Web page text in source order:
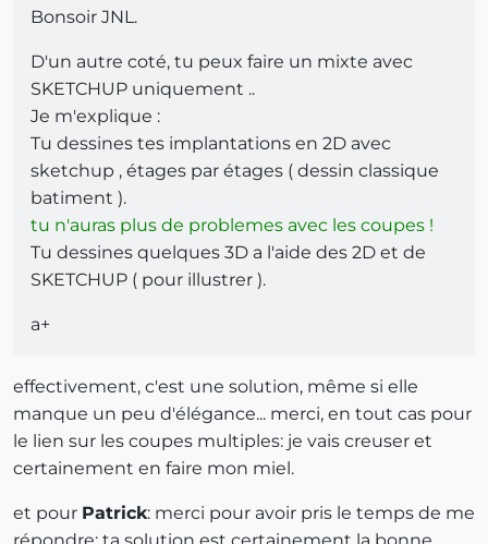
Bonsoir JNL.
D'un autre coté, tu peux faire un mixte avec
SKETCHUP uniquement ..
Je m'explique :
Tu dessines tes implantations en 2D avec
sketchup , étages par étages ( dessin classique
batiment ).
tu n'auras plus de problemes avec les coupes !
Tu dessines quelques 3D a l'aide des 2D et de
SKETCHUP ( pour illustrer ).
a+
effectivement, c'est une solution, même si elle
manque un peu d'élégance... merci, en tout cas pour
le lien sur les coupes multiples: je vais creuser et
certainement en faire mon miel.
et pour Patrick: merci pour avoir pris le temps de me